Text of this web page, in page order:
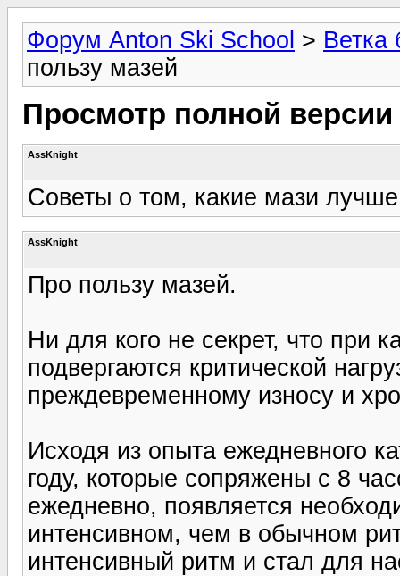
Форум Anton Ski School > Ветка
пользу мазей
Просмотр полной
AssKnight
Советы о том, какие мази
AssKnight
Про пользу мазей.
Ни для кого не секрет, что при
подвергаются критической
преждевременному износу и
Исходя из опыта ежедневного
году, которые сопряжены с 8
ежедневно, появляется
интенсивном, чем в обычном
интенсивный ритм и стал для